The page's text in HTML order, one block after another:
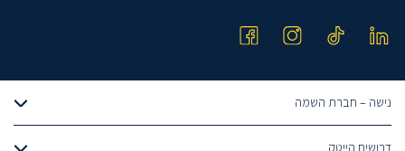
נישה – חברת השמה
דרושים הייטק